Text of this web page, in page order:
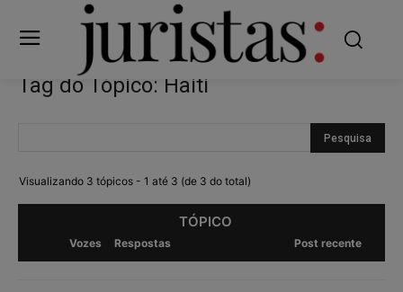
Tag do Tópico: Haiti
Visualizando 3 tópicos - 1 até 3 (de 3 do total)
TÓPICO
Vozes Respostas Post recente